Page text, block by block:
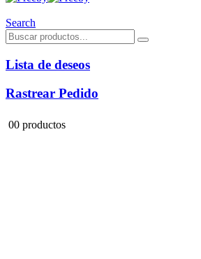
Search
Lista de deseos
Rastrear Pedido
00 productos